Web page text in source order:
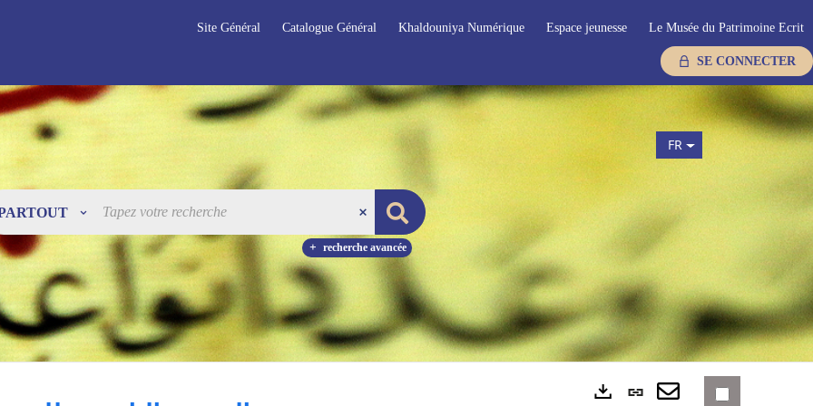
Site Général Catalogue Général Khaldouniya Numérique Espace jeunesse Le Musée du Patrimoine Ecrit
SE CONNECTER
recherche avancée
FR
Lien